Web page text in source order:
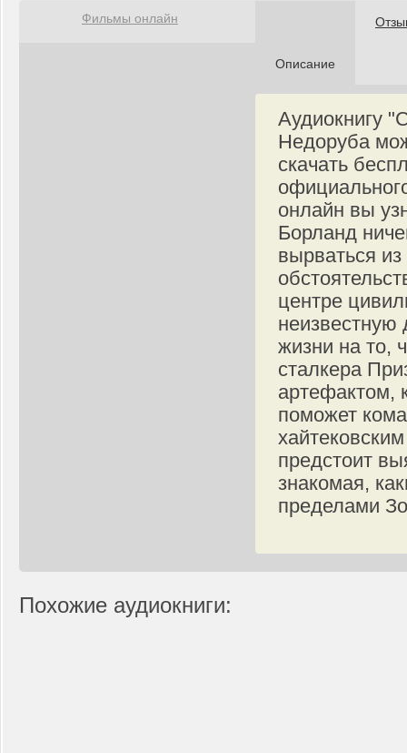
Описание
Аудиокнигу
Недоруба
скачать
онлайн вы
Борланд
вырваться
центре
неизвестную
жизни на то,
сталкера
артефактом,
поможет
предстоит
знакомая,
пределами
Фильмы онлайн
Похожие аудиокниги: